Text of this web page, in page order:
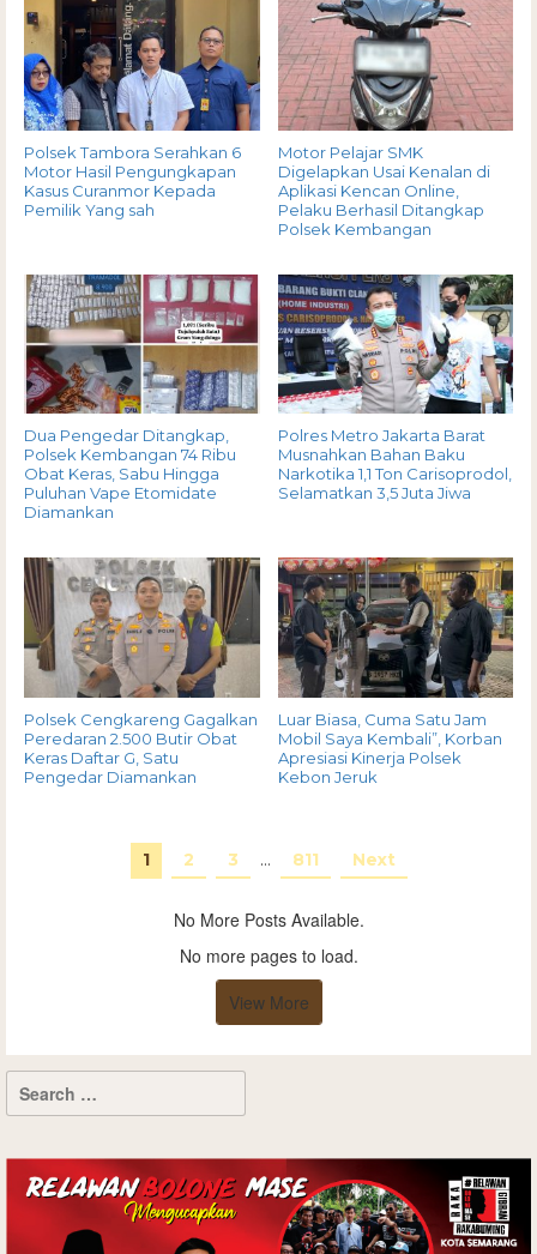
Polsek Tambora Serahkan 6
Motor Hasil Pengungkapan
Kasus Curanmor Kepada
Pemilik Yang sah
Motor Pelajar SMK
Digelapkan Usai Kenalan di
Aplikasi Kencan Online,
Pelaku Berhasil Ditangkap
Polsek Kembangan
Dua Pengedar Ditangkap,
Polsek Kembangan 74 Ribu
Obat Keras, Sabu Hingga
Puluhan Vape Etomidate
Diamankan
Polres Metro Jakarta Barat
Musnahkan Bahan Baku
Narkotika 1,1 Ton Carisoprodol,
Selamatkan 3,5 Juta Jiwa
Polsek Cengkareng Gagalkan
Peredaran 2.500 Butir Obat
Keras Daftar G, Satu
Pengedar Diamankan
Luar Biasa, Cuma Satu Jam
Mobil Saya Kembali”, Korban
Apresiasi Kinerja Polsek
Kebon Jeruk
1 2 3 … 811 Next
No More Posts Available.
No more pages to load.
View More